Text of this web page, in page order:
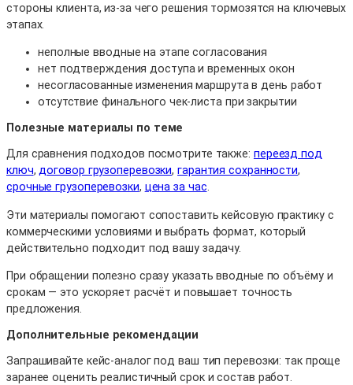
стороны клиента, из-за чего решения тормозятся на ключевых
этапах.
неполные вводные на этапе согласования
нет подтверждения доступа и временных окон
несогласованные изменения маршрута в день работ
отсутствие финального чек-листа при закрытии
Полезные материалы по теме
Для сравнения подходов посмотрите также: переезд под
ключ,договор грузоперевозки,гарантия сохранности,
срочные грузоперевозки, цена за час.
Эти материалы помогают сопоставить кейсовую практику с
коммерческими условиями и выбрать формат, который
действительно подходит под вашу задачу.
При обращении полезно сразу указать вводные по объёму и
срокам — это ускоряет расчёт и повышает точность
предложения.
Дополнительные рекомендации
Запрашивайте кейс-аналог под ваш тип перевозки: так проще
заранее оценить реалистичный срок и состав работ.